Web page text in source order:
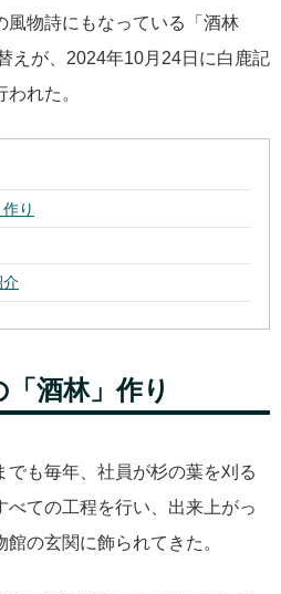
風物詩にもなっている「酒林
えが、2024年10月24日に白鹿記
れた。
り
介
酒林」作り
でも毎年、社員が杉の葉を刈る
べての工程を行い、出来上がっ
の玄関に飾られてきた。